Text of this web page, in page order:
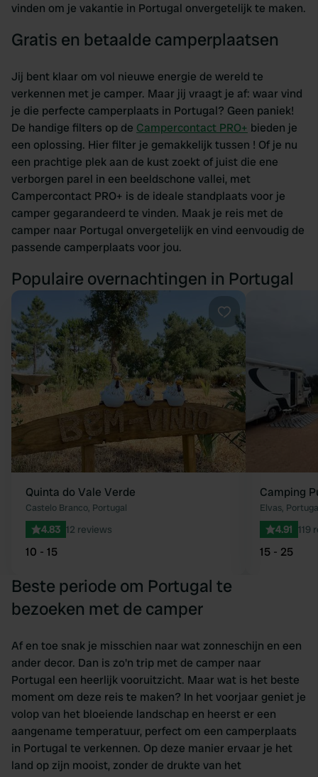
vinden om je vakantie in Portugal onvergetelijk te maken.
Gratis en betaalde camperplaatsen
Jij bent klaar om vol nieuwe energie de wereld te
verkennen met je camper. Maar jij vraagt je af: waar vind
je die perfecte camperplaats in Portugal? Geen paniek!
De handige filters op de Campercontact PRO+ bieden je
een oplossing. Hier filter je gemakkelijk tussen ! Of je nu
een prachtige plek aan de kust zoekt of juist die ene
verborgen parel in een beeldschone vallei, met
Campercontact PRO+ is de ideale standplaats voor je
camper gegarandeerd te vinden. Maak je reis met de
camper naar Portugal onvergetelijk en vind eenvoudig de
passende camperplaats voor jou.
Populaire overnachtingen in Portugal
Favoriet
Quinta do Vale Verde
Castelo Branco, Portugal
4.83 12 reviews
10 - 15
Camping
Elvas,
4.91 119
15 - 25
Beste periode om Portugal te
bezoeken met de camper
Af en toe snak je misschien naar wat zonneschijn en een
ander decor. Dan is zo'n trip met de camper naar
Portugal een heerlijk vooruitzicht. Maar wat is het beste
moment om deze reis te maken? In het voorjaar geniet je
volop van het bloeiende landschap en heerst er een
aangename temperatuur, perfect om een camperplaats
in Portugal te verkennen. Op deze manier ervaar je het
land op zijn mooist, zonder de drukte van het